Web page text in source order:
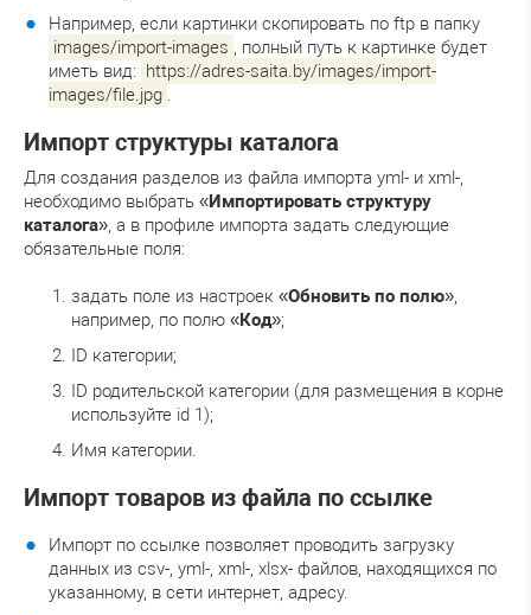
Например, если картинки скопировать по ftp в папку
images/import-images , полный путь к картинке будет
иметь вид: https://adres-saita.by/images/import-
images/file.jpg .
Импорт структуры каталога
Для создания разделов из файла импорта yml- и xml-,
необходимо выбрать «Импортировать структуру
каталога», а в профиле импорта задать следующие
обязательные поля:
задать поле из настроек «Обновить по полю»,
например, по полю «Код»;
ID категории;
ID родительской категории (для размещения в корне
используйте id 1);
Имя категории.
Импорт товаров из файла по ссылке
Импорт по ссылке позволяет проводить загрузку
данных из csv-, yml-, xml-, xlsx- файлов, находящихся по
указанному, в сети интернет, адресу.